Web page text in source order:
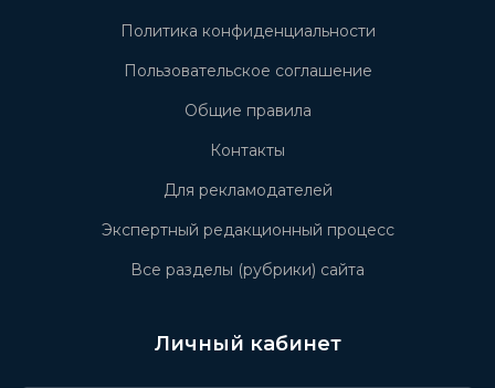
Политика конфиденциальности
Пользовательское соглашение
Общие правила
Контакты
Для рекламодателей
Экспертный редакционный процесс
Все разделы (рубрики) сайта
Личный кабинет